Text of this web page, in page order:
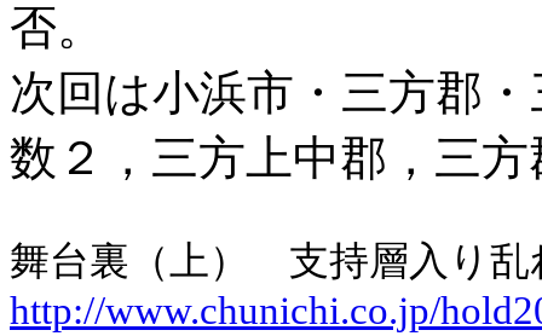
否。
次回は小浜市・三方郡
数２，三方上中郡，三
舞台裏（上） 支持層入り
http://www.chunichi.co.jp/